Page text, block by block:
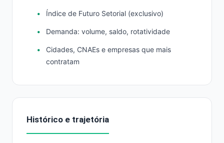
Índice de Futuro Setorial (exclusivo)
Demanda: volume, saldo, rotatividade
Cidades, CNAEs e empresas que mais
contratam
Histórico e trajetória